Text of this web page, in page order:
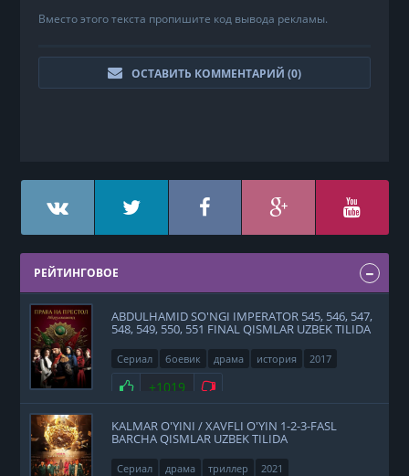
Вместо этого текста пропишите код вывода рекламы.
ОСТАВИТЬ КОММЕНТАРИЙ (0)
РЕЙТИНГОВОЕ
ABDULHAMID SO'NGI IMPERATOR 545, 546, 547,
548, 549, 550, 551 FINAL QISMLAR UZBEK TILIDA
Сериал боевик драма история 2017
Нравится
+1019 Не нравится
KALMAR O'YINI / XAVFLI O'YIN 1-2-3-FASL
BARCHA QISMLAR UZBEK TILIDA
Сериал драма триллер 2021